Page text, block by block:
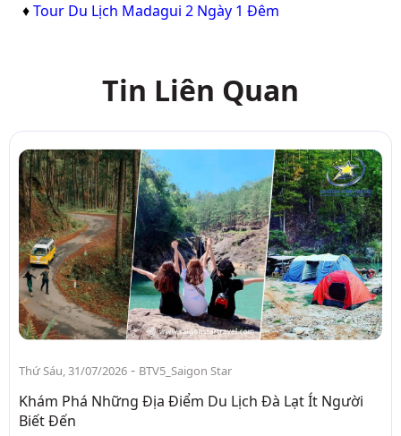
♦Tour Du Lịch Madagui 2 Ngày 1 Đêm
Tin Liên Quan
Thứ Sáu, 31/07/2026 - BTV5_Saigon Star
Khám Phá Những Địa Điểm Du Lịch Đà Lạt Ít Người
Biết Đến